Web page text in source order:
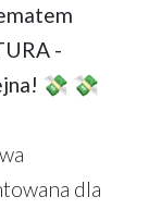
-
💸 💸
dla